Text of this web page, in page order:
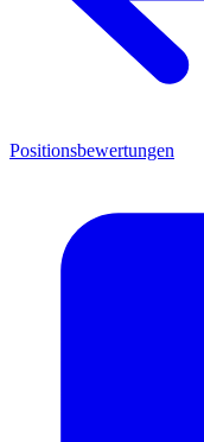
Positionsbewertungen